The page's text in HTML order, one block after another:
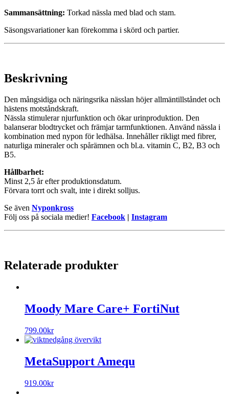
Sammansättning: Torkad nässla med blad och stam.
Säsongsvariationer kan förekomma i skörd och partier.
Beskrivning
Den mångsidiga och näringsrika nässlan höjer allmäntillståndet och
hästens motståndskraft.
Nässla stimulerar njurfunktion och ökar urinproduktion. Den
balanserar blodtrycket och främjar tarmfunktionen. Använd nässla i
kombination med nypon för ledhälsa. Innehåller rikligt med fibrer,
naturliga mineraler och spårämnen och bl.a. vitamin C, B2, B3 och
B5.
Hållbarhet:
Minst 2,5 år efter produktionsdatum.
Förvara torrt och svalt, inte i direkt solljus.
Se även Nyponkross
Följ oss på sociala medier! Facebook Instagram
Relaterade produkter
Moody Mare Care+ FortiNut
799.00kr
MetaSupport Amequ
919.00kr